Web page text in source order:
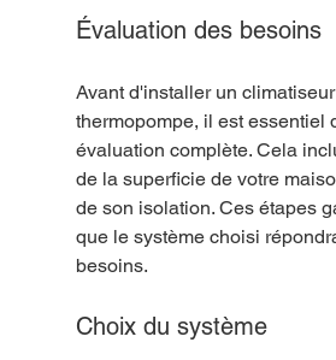
Évaluation des besoins
Avant d'installer un
thermopompe, il est essentiel
évaluation complète. Cela
de la superficie de votre
de son isolation. Ces étapes
que le système choisi
besoins.
Choix du système